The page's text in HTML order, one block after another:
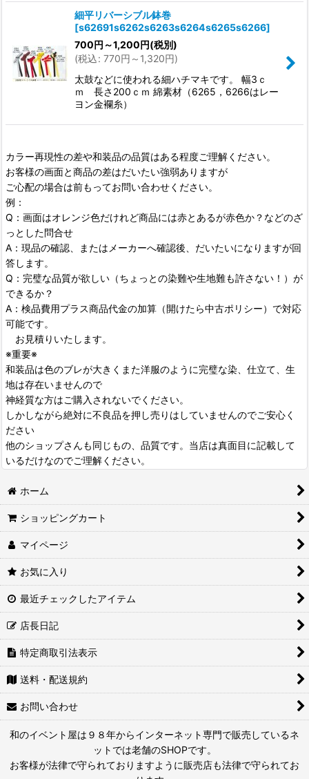
細平リバーシブル鉢巻
[s62691s6262s6263s6264s6265s6266]
700円 ～1,200円(税別)
(税込: 770円 ～1,320円)
太鼓などに使われる細ハチマキです。 幅3ｃ
ｍ 長さ200ｃｍ 綿素材（6265，6266はレー
ヨン金襴糸）
カラー再現性の差や和装品の品質はある程度ご理解ください。
お客様の画面と商品の差はだいたい強弱ありますが
ご心配の場合は前もってお問い合わせください。
例：
Q：画面はオレンジ色だけれど商品には赤とあるが赤色か？などのざ
っとした問合せ
A：現品の確認、またはメーカーへ確認後、だいたいになりますが回
答します。
Q：完璧な品質が欲しい（ちょっとの染難や生地難も許さない！）が
できるか？
A：検品費用プラス商品代金の加算（開けたら中古ポリシー）で対応
可能です。
お見積りいたします。
※重要※
和装品は色のブレが大きくまた洋服のように完璧な染、仕立て、生
地は存在いませんので
神経質な方はご購入されないでください。
しかしながら絶対に不良品を押し売りはしていませんのでご安心く
ださい
他のショップさんも同じもの、品質です。当店は真面目に記載して
いるだけなのでご理解ください。
ホーム
ショッピングカート
マイページ
お気に入り
最近チェックしたアイテム
店長日記
特定商取引法表示
送料・配送規約
お問い合わせ
和のイベント屋は９８年からインターネット専門で販売しているネ
ットでは老舗のSHOPです。
お客様が法律で守られておりますように販売店も法律で守られてお